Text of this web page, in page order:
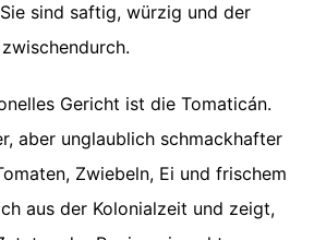
sind saftig, würzig und der
Gericht ist die Tomaticán.
aber unglaublich schmackhafter
Zwiebeln, Ei und frischem
aus der Kolonialzeit und zeigt,